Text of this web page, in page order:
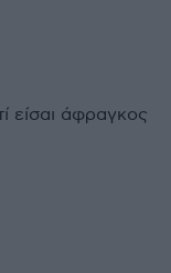
είσαι άφραγκος